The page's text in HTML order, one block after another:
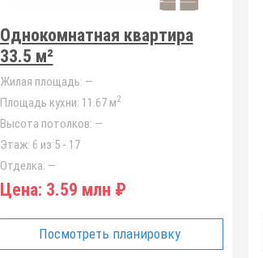
Однокомнатная квартира
33.5 м²
Жилая площадь: —
Площадь кухни: 11.67 м2
Высота потолков: —
Этаж: 6 из 5 - 17
Отделка: —
Цена: 3.59 млн ₽
Посмотреть планировку